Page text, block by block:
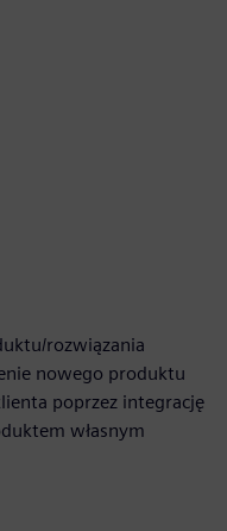
rozwiązania
nowego produktu
poprzez integrację
własnym